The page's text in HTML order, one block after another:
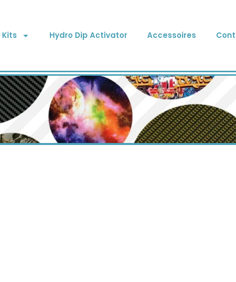
Kits Hydro Dip Activator Accessoires